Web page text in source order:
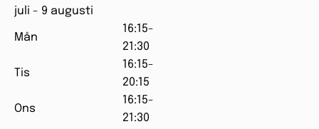
juli - 9 augusti
Mån
16:15-
21:30
Tis
16:15-
20:15
Ons
16:15-
21:30